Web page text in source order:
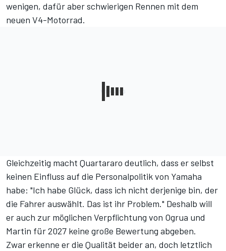
wenigen, dafür aber schwierigen Rennen mit dem
neuen V4-Motorrad.
Gleichzeitig macht Quartararo deutlich, dass er selbst
keinen Einfluss auf die Personalpolitik von Yamaha
habe: "Ich habe Glück, dass ich nicht derjenige bin, der
die Fahrer auswählt. Das ist ihr Problem." Deshalb will
er auch zur möglichen Verpflichtung von Ogrua und
Martin für 2027 keine große Bewertung abgeben.
Zwar erkenne er die Qualität beider an, doch letztlich